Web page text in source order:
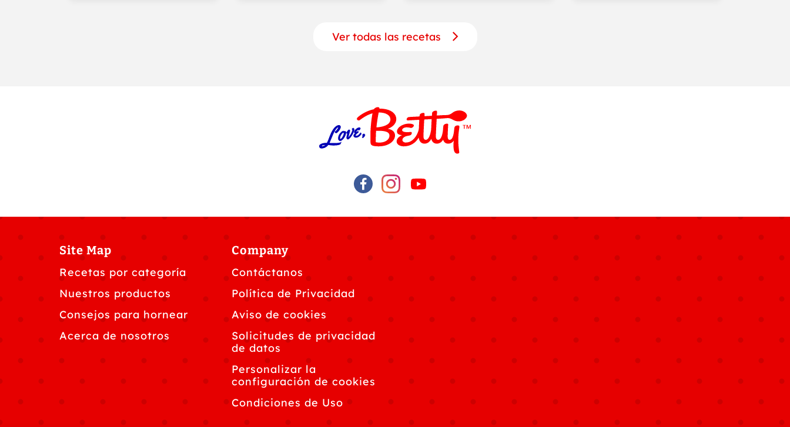
Ver todas las recetas
Site Map
Recetas por categoría
Nuestros productos
Consejos para hornear
Acerca de nosotros
Company
Contáctanos
Política de Privacidad
Aviso de cookies
Solicitudes de privacidad
de datos
Personalizar la
configuración de cookies
Condiciones de Uso